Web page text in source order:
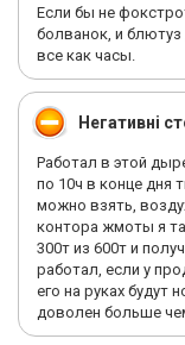
офис и Ена,
получаются по
хуже чем эта
Если бы не
болванок, и
все как часы.
Негативні
Работал в этой
по 10ч в конце дня
можно взять,
контора жмоты я
300т из 600т и
работал, если у
его на руках будут
доволен больше